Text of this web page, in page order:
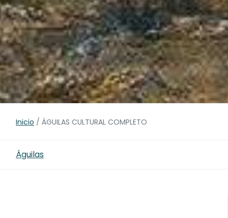
Inicio / ÁGUILAS CULTURAL COMPLETO
Águilas